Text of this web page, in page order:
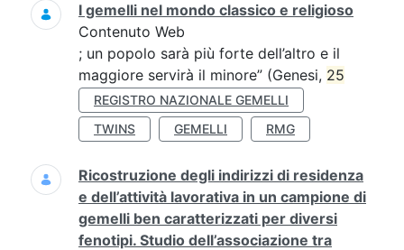
I gemelli nel mondo classico e religioso
Contenuto Web
; un popolo sarà più forte dell’altro e il
maggiore servirà il minore” (Genesi, 25
REGISTRO NAZIONALE GEMELLI
TWINS
GEMELLI RMG
Ricostruzione degli indirizzi di residenza
e dell’attività lavorativa in un campione di
gemelli ben caratterizzati per diversi
fenotipi. Studio dell’associazione tra